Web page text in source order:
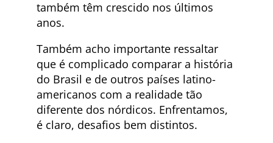
também têm crescido nos últimos
anos.
Também acho importante ressaltar
que é complicado comparar a história
do Brasil e de outros países latino-
americanos com a realidade tão
diferente dos nórdicos. Enfrentamos,
é claro, desafios bem distintos.